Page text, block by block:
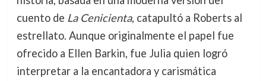
cuento de La Cenicienta, catapultó a Roberts al
estrellato. Aunque originalmente el papel fue
ofrecido a Ellen Barkin, fue Julia quien logró
interpretar a la encantadora y carismática